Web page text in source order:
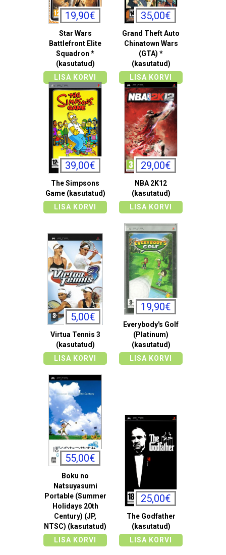
19,90€
Star Wars
Battlefront Elite
Squadron *
(kasutatud)
LISA KORVI
35,00€
Grand Theft Auto
Chinatown Wars
(GTA) *
(kasutatud)
LISA KORVI
39,00€
The Simpsons
Game (kasutatud)
LISA KORVI
29,00€
NBA 2K12
(kasutatud)
LISA KORVI
5,00€
Virtua Tennis 3
(kasutatud)
LISA KORVI
19,90€
Everybody's Golf
(Platinum)
(kasutatud)
LISA KORVI
55,00€
Boku no
Natsuyasumi
Portable (Summer
Holidays 20th
Century) (JP,
NTSC) (kasutatud)
LISA KORVI
25,00€
The Godfather
(kasutatud)
LISA KORVI